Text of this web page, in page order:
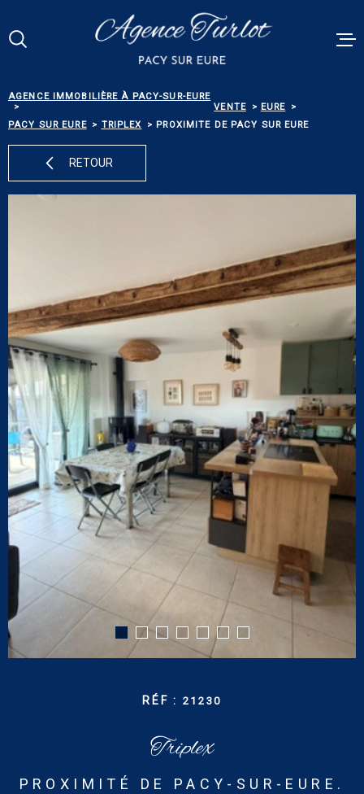
menu
contenu
VENTES
BIENS
ALERTE
NOS
AGENCE IMMOBILIÈRE À PACY-SUR-EURE
VENTE
EURE
PACY SUR EURE
TRIPLEX PROXIMITE DE PACY SUR EURE
RETOUR
RÉF : 21230
Triplex
PROXIMITÉ DE PACY-SUR-EURE.
Votre
RECHERCHE
TYPE
Budget
BUDGET
RECHERCHER